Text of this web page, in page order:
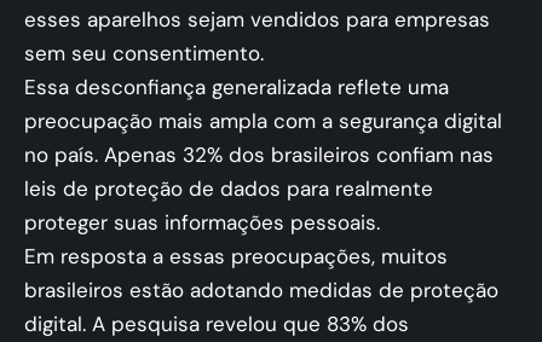
esses aparelhos sejam vendidos para empresas
sem seu consentimento.
Essa desconfiança generalizada reflete uma
preocupação mais ampla com a segurança digital
no país. Apenas 32% dos brasileiros confiam nas
leis de proteção de dados para realmente
proteger suas informações pessoais​.
Em resposta a essas preocupações, muitos
brasileiros estão adotando medidas de proteção
digital. A pesquisa revelou que 83% dos